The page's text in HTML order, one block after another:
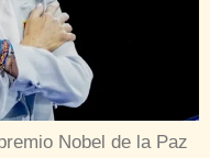
Nobel de la Paz